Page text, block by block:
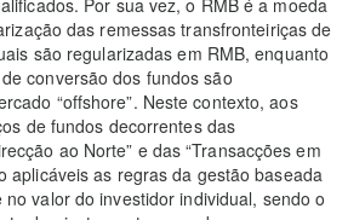
Por sua vez, o RMB é a moeda
das remessas transfronteiriças de
são regularizadas em RMB, enquanto
conversão dos fundos são
“offshore”. Neste contexto, aos
de fundos decorrentes das
ao Norte” e das “Transacções em
aplicáveis as regras da gestão baseada
valor do investidor individual, sendo o